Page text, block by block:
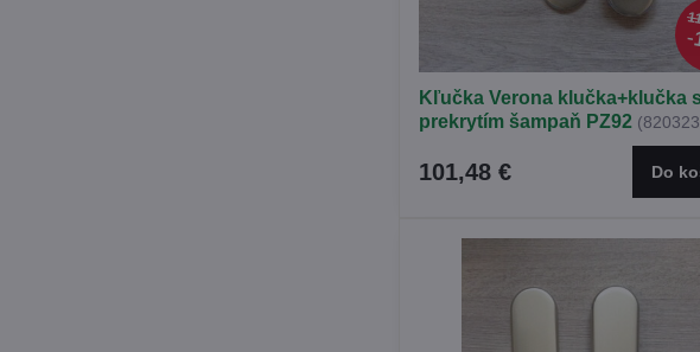
Kľučka Verona klučka+klučka
prekrytím šampaň PZ92
101,48 € Do